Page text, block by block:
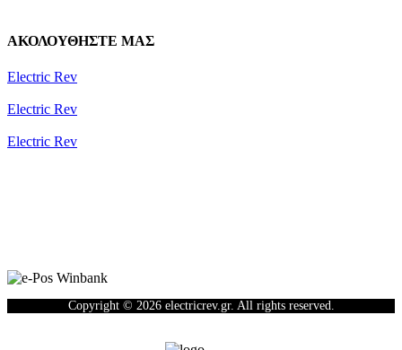
ΑΚΟΛΟΥΘΗΣΤΕ ΜΑΣ
Electric Rev
Electric Rev
Electric Rev
Copyright © 2026 electricrev.gr. All rights reserved.